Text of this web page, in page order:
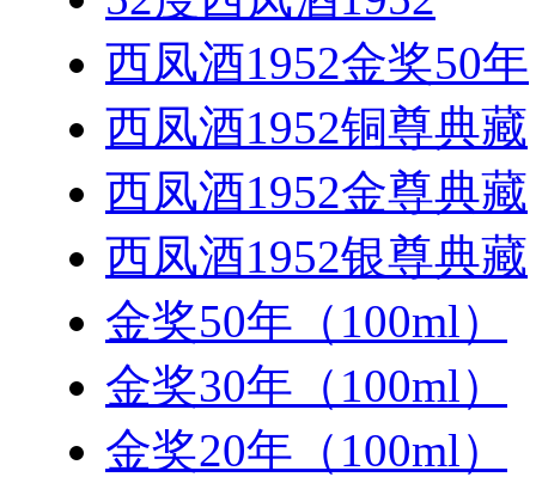
西凤酒1952金奖50年
西凤酒1952铜尊典藏
西凤酒1952金尊典藏
西凤酒1952银尊典藏
金奖50年（100ml）
金奖30年（100ml）
金奖20年（100ml）